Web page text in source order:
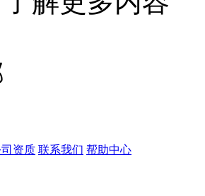
资质 联系我们 帮助中心